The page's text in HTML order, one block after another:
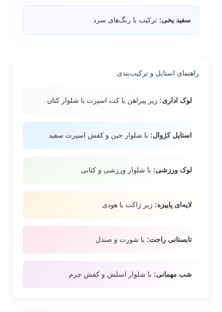
سفید یخی: ترکیب با رنگ‌های سرد
راهنمای استایل و ترکیب‌بندی
لوک اداری: زیر پیراهن یا کت اسپرت با شلوار کتان
استایل کژوال: با شلوار جین و کفش اسپرت سفید
لوک ورزشی: با شلوار ورزشی و کتانی
لایه‌ای پاییزه: زیر ژاکت یا هودی
تابستانی راحت: با شورت و صندل
شب مهمانی: با شلوار اسلش و کفش چرم